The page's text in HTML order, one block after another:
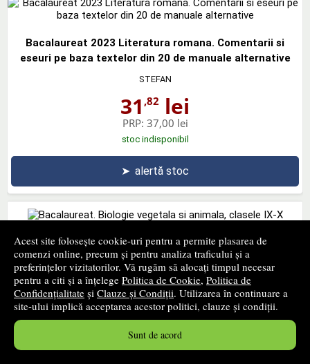
Acest site folosește cookie-uri pentru a permite plasarea de
comenzi online, precum și pentru analiza traficului și a
preferințelor vizitatorilor. Vă rugăm să alocați timpul necesar
pentru a citi și a înțelege Politica de Cookie, Politica de
Confidențialitate și Clauze și Condiții. Utilizarea în continuare a
site-ului implică acceptarea acestor politici, clauze și condiții.
Sunt de acord
Bacalaureat 2023 Literatura romana. Comentarii si
eseuri pe baza textelor din 20 de manuale alternative
STEFAN
31 ,82 lei
PRP: 37,00 lei
stoc indisponibil
➤ alertă stoc
Bacalaureat. Biologie vegetala si animala, clasele IX-X
PARALELA 45
28,27lei
PRP:34,90 lei